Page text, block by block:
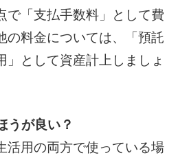
で「支払手数料」として費
の料金については、「預託
」として資産計上しましょ
うが良い？
活用の両方で使っている場